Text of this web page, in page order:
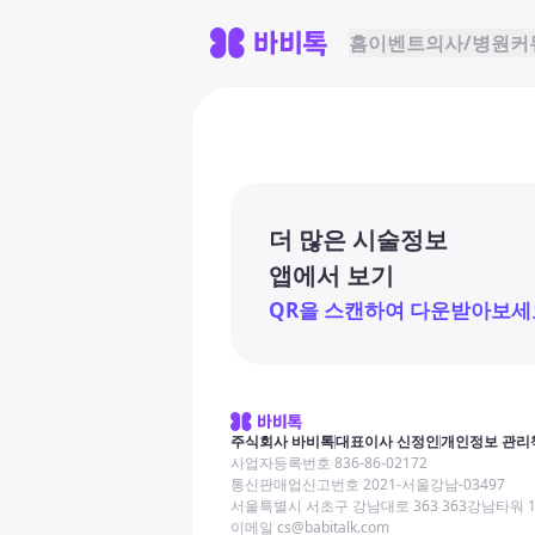
홈이벤트의사/병원커
더 많은 시술정보
앱에서 보기
QR을 스캔하여 다운받아보세
주식회사 바비톡대표이사 신정인개인정보 관리
사업자등록번호 836-86-02172
통신판매업신고번호 2021-서울강남-03497
서울특별시 서초구 강남대로 363 363강남타워
이메일 cs@babitalk.com